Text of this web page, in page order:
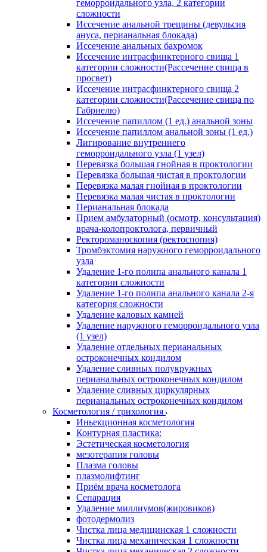
геморроидального узла, 2 категории
сложности
Иссечение анальной трещины (девульсия
ануса, перианальная блокада)
Иссечение анальных бахромок
Иссечение интрасфинктерного свища 1
категории сложности(Рассечение свища в
просвет)
Иссечение интрасфинктерного свища 2
категории сложности(Рассечение свища по
Габриелю)
Иссечение папиллом (1 ед.) анальной зоны
Иссечение папиллом анальной зоны (1 ед.)
Лигирование внутреннего
геморроидального узла (1 узел)
Перевязка большая гнойная в проктологии
Перевязка большая чистая в проктологии
Перевязка малая гнойная в проктологии
Перевязка малая чистая в проктологии
Перианальная блокада
Прием амбулаторный (осмотр, консультация)
врача-колопроктолога, первичный
Ректороманоскопия (ректоспопия)
Тромбэктомия наружного геморроидального
узла
Удаление 1-го полипа анального канала 1
категории сложности
Удаление 1-го полипа анального канала 2-я
категория сложности
Удаление каловых камней
Удаление наружного геморроидального узла
(1 узел)
Удаление отдельных перианальных
остроконечных кондилом
Удаление сливных полукружных
перианальных остроконечных кондилом
Удаление сливных циркулярных
перианальных остроконечных кондилом
Косметология / трихология
Иньекционная косметология
Контурная пластика:
Эстетическая косметология
мезотерапия головы
Плазма головы
плазмолифтинг
Приём врача косметолога
Сепарация
Удаление миллиумов(жировиков)
фотодермолиз
Чистка лица медицинская 1 сложности
Чистка лица механическая 1 сложности